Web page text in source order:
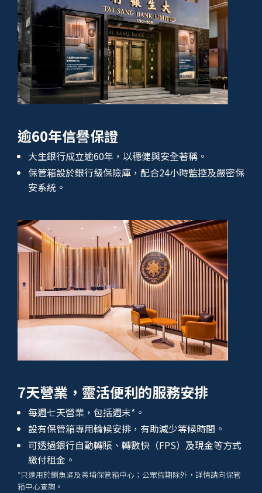
逾60年信譽保證
大生銀行成立逾60年，以穩健與安全著稱。
保管箱設於銀行級保險庫，配合24小時監控及嚴密保
安系統。
7天營業，靈活便利的服務安排
每週七天營業，包括週末*。
設有保管箱專用輪候安排，有助減少等候時間。
可透過銀行自動轉賬、轉數快（FPS）及現金等方式
繳付租金。
*只適用於鰂魚涌及黃埔保管箱中心；公眾假期除外，詳情請向保管
箱中心查詢。